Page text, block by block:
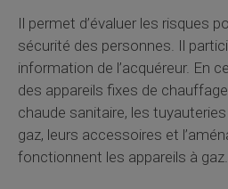
Il permet d’évaluer les risques
sécurité des personnes. Il
information de l’acquéreur. En
des appareils fixes de
chaude sanitaire, les
gaz, leurs accessoires et
fonctionnent les appareils à gaz.